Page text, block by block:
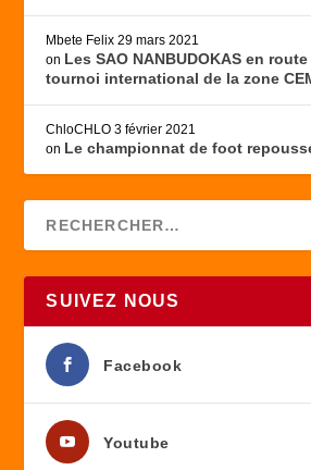
Mbete Felix 29 mars 2021
on Les SAO NANBUDOKAS en
tournoi international de la zone
ChloCHLO 3 février 2021
on Le championnat de foot
SUIVEZ NOUS
Facebook
Youtube